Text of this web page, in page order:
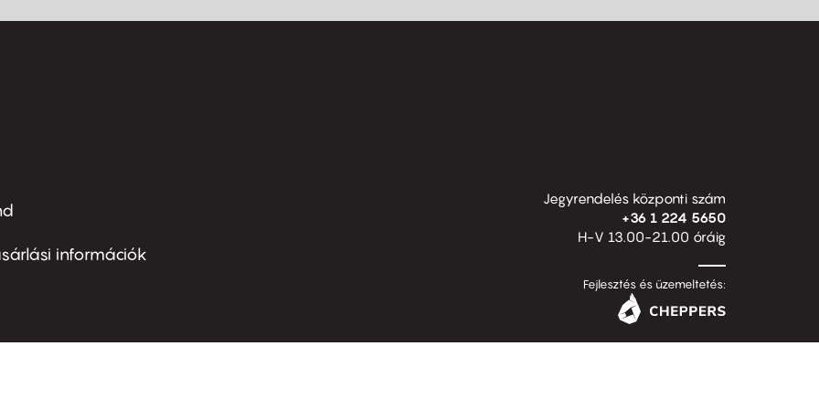
információk
Jegyrendelés központi szám
+36 1 224 5650
H-V 13.00-21.00 óráig
Fejlesztés és üzemeltetés: